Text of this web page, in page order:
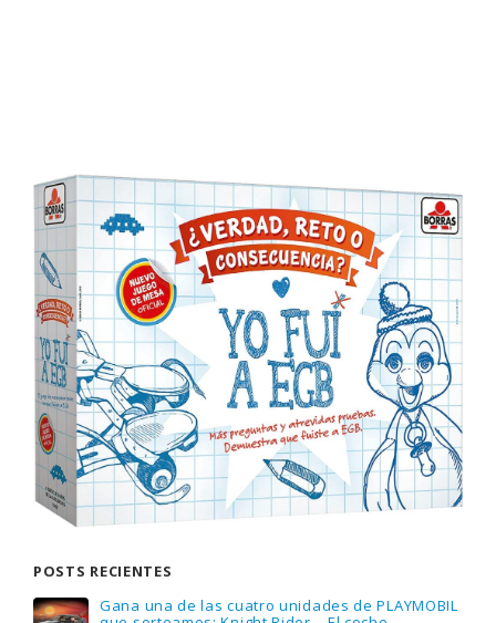
POSTS RECIENTES
Gana una de las cuatro unidades de PLAYMOBIL